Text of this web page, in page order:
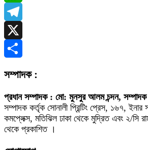
WhatsApp
Telegram
X
সম্পাদক :
প্রধান সম্পাদক : মো: মুনসুর আলম চন্দন,
সম্পাদক কর্তৃক সোনালী প্রিন্টিং প্রেস, ১৬৭, ইনার
কমপ্লেক্স, মতিঝিল ঢাকা থেকে মুদ্রিত এবং ২/সি
থেকে প্রকাশিত ।